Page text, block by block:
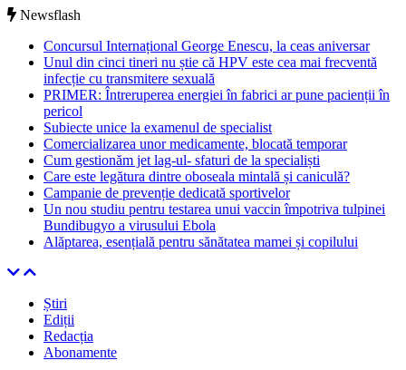
Newsflash
Concursul Internațional George Enescu, la ceas aniversar
Unul din cinci tineri nu știe că HPV este cea mai frecventă
infecție cu transmitere sexuală
PRIMER: Întreruperea energiei în fabrici ar pune pacienții în
pericol
Subiecte unice la examenul de specialist
Comercializarea unor medicamente, blocată temporar
Cum gestionăm jet lag-ul- sfaturi de la specialiști
Care este legătura dintre oboseala mintală și caniculă?
Campanie de prevenție dedicată sportivelor
Un nou studiu pentru testarea unui vaccin împotriva tulpinei
Bundibugyo a virusului Ebola
Alăptarea, esențială pentru sănătatea mamei și copilului
Știri
Ediții
Redacția
Abonamente